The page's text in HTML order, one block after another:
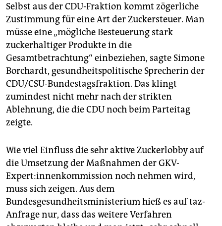
Selbst aus der CDU-Fraktion kommt zögerliche
Zustimmung für eine Art der Zuckersteuer. Man
müsse eine „mögliche Besteuerung stark
zuckerhaltiger Produkte in die
Gesamtbetrachtung“ einbeziehen, sagte Simone
Borchardt, gesundheitspolitische Sprecherin der
CDU/CSU-Bundestagsfraktion. Das klingt
zumindest nicht mehr nach der strikten
Ablehnung, die die CDU noch beim Parteitag
zeigte.
Wie viel Einfluss die sehr aktive Zuckerlobby auf
die Umsetzung der Maßnahmen der GKV-
Expert:innenkommission noch nehmen wird,
muss sich zeigen. Aus dem
Bundesgesundheitsministerium hieß es auf taz-
Anfrage nur, dass das weitere Verfahren